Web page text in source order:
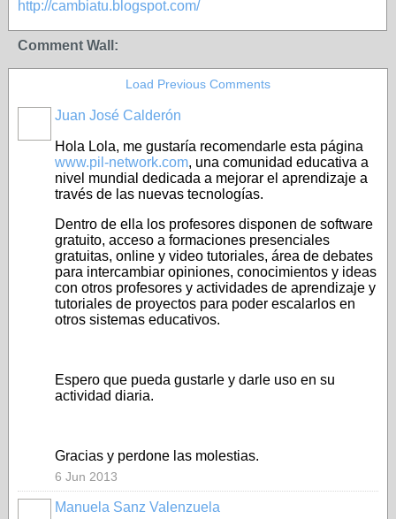
http://cambiatu.blogspot.com/
Comment Wall:
Load Previous Comments
Juan José Calderón
Hola Lola, me gustaría recomendarle esta página
www.pil-network.com, una comunidad educativa a
nivel mundial dedicada a mejorar el aprendizaje a
través de las nuevas tecnologías.
Dentro de ella los profesores disponen de software
gratuito, acceso a formaciones presenciales
gratuitas, online y video tutoriales, área de debates
para intercambiar opiniones, conocimientos y ideas
con otros profesores y actividades de aprendizaje y
tutoriales de proyectos para poder escalarlos en
otros sistemas educativos.
Espero que pueda gustarle y darle uso en su
actividad diaria.
Gracias y perdone las molestias.
6 Jun 2013
Manuela Sanz Valenzuela